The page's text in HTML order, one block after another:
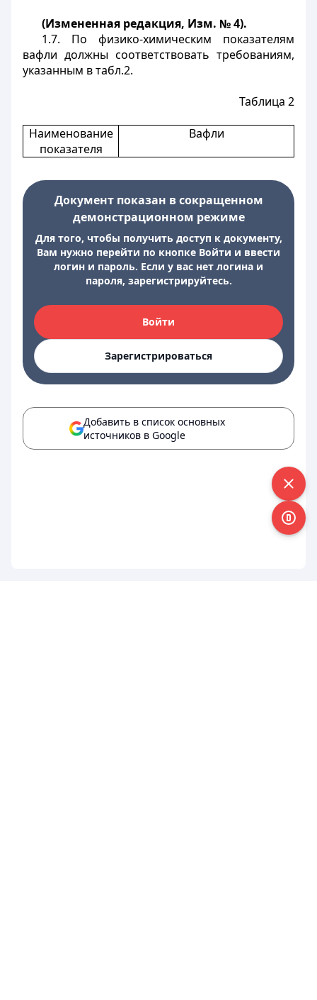
(Измененная редакция, Изм. № 4).
1.7. По физико-химическим показателям
вафли должны соответствовать требованиям,
указанным в табл.2.
Таблица 2
Наименование
показателя
Вафли
Документ показан в сокращенном
демонстрационном режиме
Для того, чтобы получить доступ к документу,
Вам нужно перейти по кнопке Войти и ввести
логин и пароль. Если у вас нет логина и
пароля, зарегистрируйтесь.
Войти
Зарегистрироваться
Добавить в список основных
источников в Google